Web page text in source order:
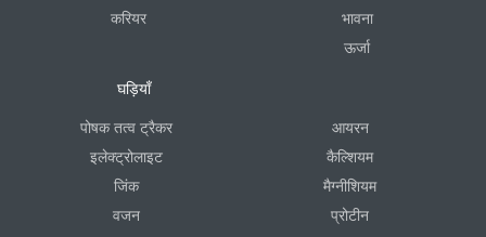
करियर
भावना
ऊर्जा
घड़ियाँ
पोषक तत्व ट्रैकर
इलेक्ट्रोलाइट
जिंक
वजन
आयरन
कैल्शियम
मैग्नीशियम
प्रोटीन